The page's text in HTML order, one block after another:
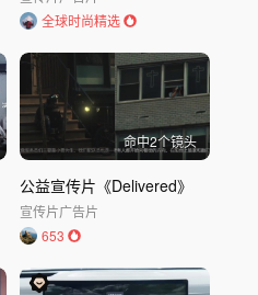
全球时尚精选
命中2个镜头
公益宣传片《Delivered》
宣传片广告片
653